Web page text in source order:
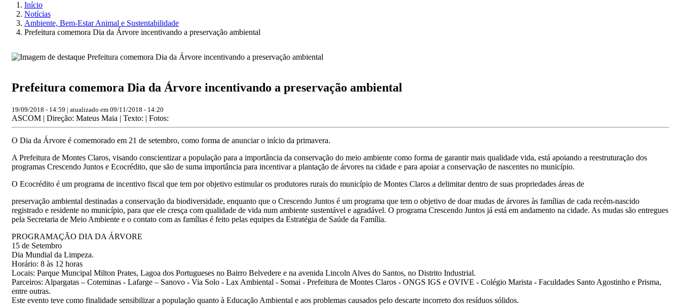
Início
Notícias
Ambiente, Bem-Estar Animal e Sustentabilidade
Prefeitura comemora Dia da Árvore incentivando a preservação ambiental
Prefeitura comemora Dia da Árvore incentivando a preservação ambiental
19/09/2018 - 14:59 | atualizado em 09/11/2018 - 14:20
ASCOM | Direção: Mateus Maia | Texto: | Fotos:
O Dia da Árvore é comemorado em 21 de setembro, como forma de anunciar o início da primavera.
A Prefeitura de Montes Claros, visando conscientizar a população para a importância da conservação do meio ambiente como forma de garantir mais qualidade vida, está apoiando a reestruturação dos
programas Crescendo Juntos e Ecocrédito, que são de suma importância para incentivar a plantação de árvores na cidade e para apoiar a conservação de nascentes no município.
O Ecocrédito é um programa de incentivo fiscal que tem por objetivo estimular os produtores rurais do município de Montes Claros a delimitar dentro de suas propriedades áreas de
preservação ambiental destinadas a conservação da biodiversidade, enquanto que o Crescendo Juntos é um programa que tem o objetivo de doar mudas de árvores às famílias de cada recém-nascido
registrado e residente no município, para que ele cresça com qualidade de vida num ambiente sustentável e agradável. O programa Crescendo Juntos já está em andamento na cidade. As mudas são entregues
pela Secretaria de Meio Ambiente e o contato com as famílias é feito pelas equipes da Estratégia de Saúde da Família.
PROGRAMAÇÃO DIA DA ÁRVORE
15 de Setembro
Dia Mundial da Limpeza.
Horário: 8 às 12 horas
Locais: Parque Muncipal Milton Prates, Lagoa dos Portugueses no Bairro Belvedere e na avenida Lincoln Alves do Santos, no Distrito Industrial.
Parceiros: Alpargatas – Coteminas - Lafarge – Sanovo - Via Solo - Lax Ambiental - Somai - Prefeitura de Montes Claros - ONGS IGS e OVIVE - Colégio Marista - Faculdades Santo Agostinho e Prisma,
entre outras.
Este evento teve como finalidade sensibilizar a população quanto à Educação Ambiental e aos problemas causados pelo descarte incorreto dos resíduos sólidos.